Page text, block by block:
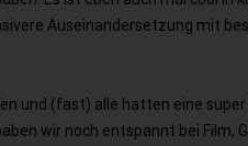
Auseinandersetzung mit
und (fast) alle hatten eine super
wir noch entspannt bei Film,